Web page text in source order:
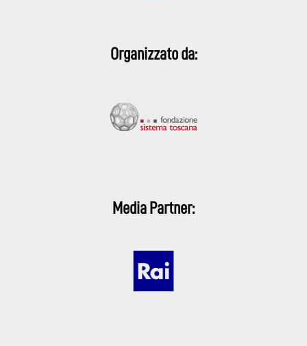
Organizzato da:
Media Partner: